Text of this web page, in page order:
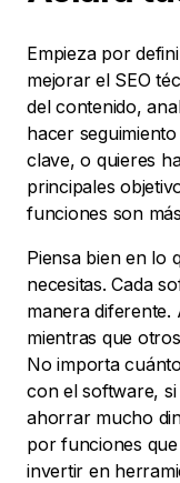
Empieza por
mejorar el SEO
del contenido,
hacer
clave, o quieres
principales
funciones son
Piensa bien en lo
necesitas. Cada
manera
mientras que
No importa
con el software,
ahorrar mucho
por funciones
invertir en